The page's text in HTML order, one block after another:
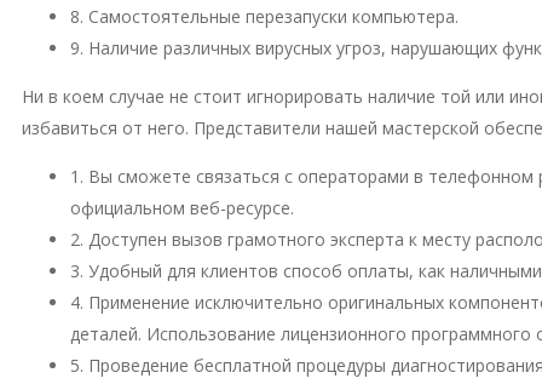
8. Самостоятельные перезапуски компьютера.
9. Наличие различных вирусных угроз, нарушающих
Ни в коем случае не стоит игнорировать наличие той или
избавиться от него. Представители нашей мастерской
1. Вы сможете связаться с операторами в
официальном веб-ресурсе.
2. Доступен вызов грамотного эксперта к месту
3. Удобный для клиентов способ оплаты, как
4. Применение исключительно оригинальных
деталей. Использование лицензионного
5. Проведение бесплатной процедуры